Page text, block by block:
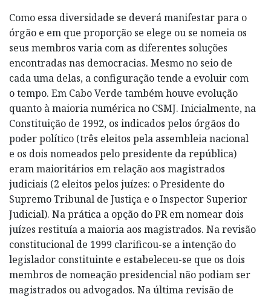
Como essa diversidade se deverá manifestar para o
órgão e em que proporção se elege ou se nomeia os
seus membros varia com as diferentes soluções
encontradas nas democracias. Mesmo no seio de
cada uma delas, a configuração tende a evoluir com
o tempo. Em Cabo Verde também houve evolução
quanto à maioria numérica no CSMJ. Inicialmente, na
Constituição de 1992, os indicados pelos órgãos do
poder político (três eleitos pela assembleia nacional
e os dois nomeados pelo presidente da república)
eram maioritários em relação aos magistrados
judiciais (2 eleitos pelos juízes: o Presidente do
Supremo Tribunal de Justiça e o Inspector Superior
Judicial). Na prática a opção do PR em nomear dois
juízes restituía a maioria aos magistrados. Na revisão
constitucional de 1999 clarificou-se a intenção do
legislador constituinte e estabeleceu-se que os dois
membros de nomeação presidencial não podiam ser
magistrados ou advogados. Na última revisão de